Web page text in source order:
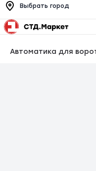
Выбрать город
Автоматика для